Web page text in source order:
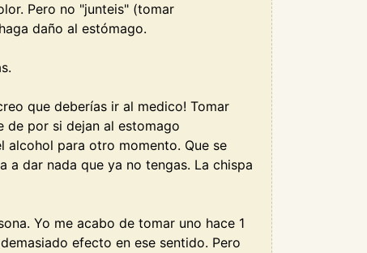
Pero no "junteis" (tomar
daño al estómago.
que deberías ir al medico! Tomar
por si dejan al estomago
alcohol para otro momento. Que se
dar nada que ya no tengas. La chispa
Yo me acabo de tomar uno hace 1
efecto en ese sentido. Pero